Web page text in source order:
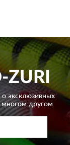
ZURI
эксклюзивных
многом другом